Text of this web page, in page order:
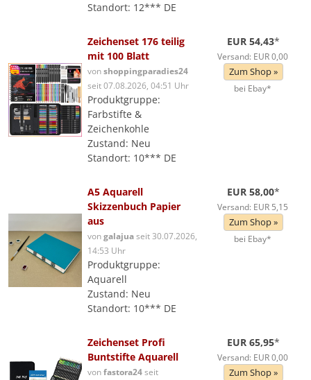
Standort: 12*** DE
Zeichenset 176 teilig
mit 100 Blatt
vonshoppingparadies24
seit 07.08.2026, 04:51 Uhr
Produktgruppe:
Farbstifte &
Zeichenkohle
Zustand: Neu
Standort: 10*** DE
EUR 54,43*
Versand: EUR 0,00
Zum Shop »
bei Ebay*
A5 Aquarell
Skizzenbuch Papier
aus
vongalajuaseit 30.07.2026,
14:53 Uhr
Produktgruppe:
Aquarell
Zustand: Neu
Standort: 10*** DE
EUR 58,00*
Versand: EUR 5,15
Zum Shop »
bei Ebay*
Zeichenset Profi
Buntstifte Aquarell
vonfastora24seit
EUR 65,95*
Versand: EUR 0,00
Zum Shop »